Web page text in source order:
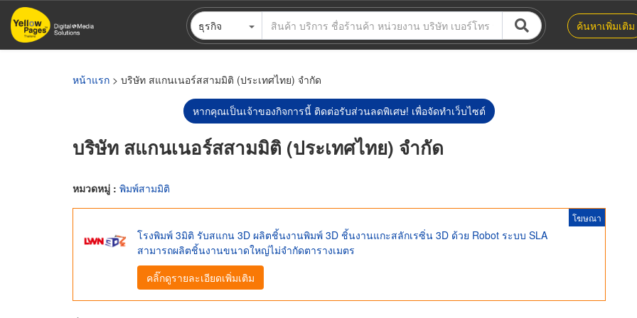
ข้าม
ไป
ธุรกิจ ค้นหาเพิ่มเติม
หน้าแรก > บริษัท สแกนเนอร์สสามมิติ (ประเทศไทย) จำกัด
หากคุณเป็นเจ้าของกิจการนี้ ติดต่อรับส่วนลดพิเศษ! เพื่อจัดทำเว็บไซต์
บริษัท สแกนเนอร์สสามมิติ (ประเทศไทย) จำกัด
หมวดหมู่ : พิมพ์สามมิติ
โฆษณา
โรงพิมพ์ 3มิติ รับสแกน 3D ผลิตชิ้นงานพิมพ์ 3D ชิ้นงานแกะสลักเรซิ่น 3D ด้วย Robot ระบบ SLA
สามารถผลิตชิ้นงานขนาดใหญ่ไม่จำกัดตารางเมตร
คลิ๊กดูรายละเอียดเพิ่มเติม